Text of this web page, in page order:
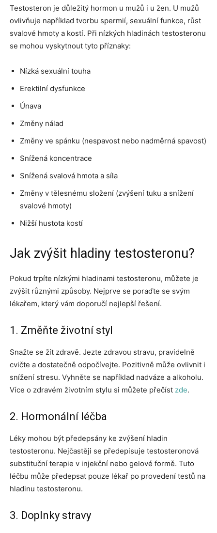
Testosteron je důležitý hormon u mužů i u žen. U mužů
ovlivňuje například tvorbu spermií, sexuální funkce, růst
svalové hmoty a kostí. Při nízkých hladinách testosteronu
se mohou vyskytnout tyto příznaky:
Nízká sexuální touha
Erektilní dysfunkce
Únava
Změny nálad
Změny ve spánku (nespavost nebo nadměrná spavost)
Snížená koncentrace
Snížená svalová hmota a síla
Změny v tělesnému složení (zvýšení tuku a snížení
svalové hmoty)
Nižší hustota kostí
Jak zvýšit hladiny testosteronu?
Pokud trpíte nízkými hladinami testosteronu, můžete je
zvýšit různými způsoby. Nejprve se poraďte se svým
lékařem, který vám doporučí nejlepší řešení.
1. Změňte životní styl
Snažte se žít zdravě. Jezte zdravou stravu, pravidelně
cvičte a dostatečně odpočívejte. Pozitivně může ovlivnit i
snížení stresu. Vyhněte se například nadváze a alkoholu.
Více o zdravém životním stylu si můžete přečíst zde.
2. Hormonální léčba
Léky mohou být předepsány ke zvýšení hladin
testosteronu. Nejčastěji se předepisuje testosteronová
substituční terapie v injekční nebo gelové formě. Tuto
léčbu může předepsat pouze lékař po provedení testů na
hladinu testosteronu.
3. Doplnky stravy